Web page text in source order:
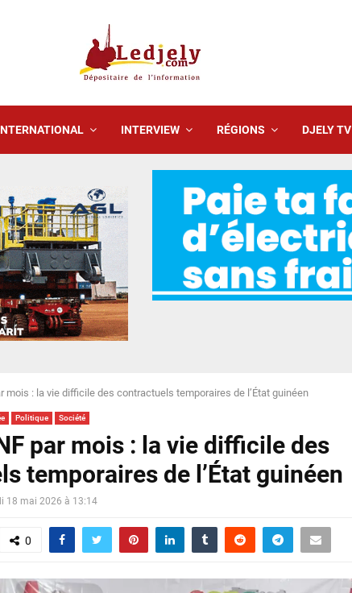
INTERVIEW RÉGIONS DJELY TV
mois : la vie difficile des contractuels temporaires de l’État guinéen
Politique Société
par mois : la vie difficile des
temporaires de l’État guinéen
18 mai 2026 à 13:14
0